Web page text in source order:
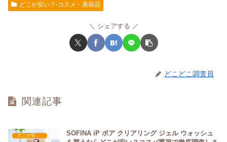
どこが安い？-コスメ・美容品
シェアする
どこどこ調査員
関連記事
SOFINA iP ポア クリアリング ジェル ウォッシュ